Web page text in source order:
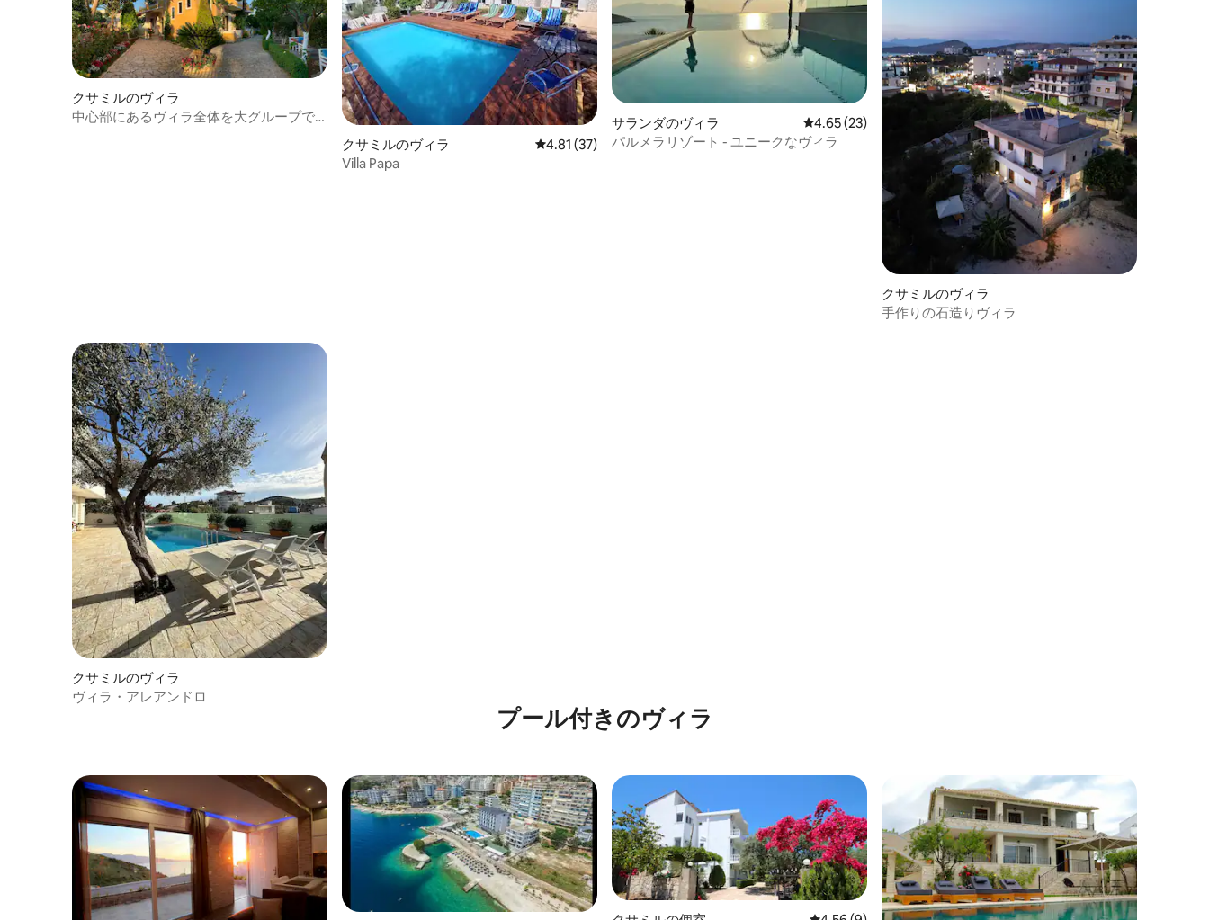
クサミルのヴィラ
中心部にあるヴィラ全体を大グループで
クサミルのヴィラ レビュー37件、5つ星中4.81つ星の平均評価
4.81 (37)
Villa Papa
サランダのヴィラ レビュー23件、5つ星中4.65つ星の平均評価
4.65 (23)
パルメラリゾート - ユニークなヴィラ
クサミルのヴィラ
手作りの石造りヴィラ
クサミルのヴィラ
ヴィラ・アレアンドロ
プール付きのヴィラ